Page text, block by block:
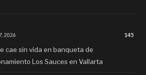
2026 145
cae sin vida en banqueta de
Los Sauces en Vallarta